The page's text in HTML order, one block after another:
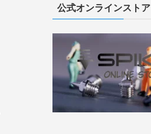
公式オンラインストア